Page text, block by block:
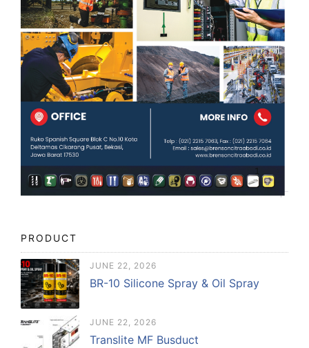
PRODUCT
JUNE 22, 2026
BR-10 Silicone Spray & Oil Spray
JUNE 22, 2026
Translite MF Busduct